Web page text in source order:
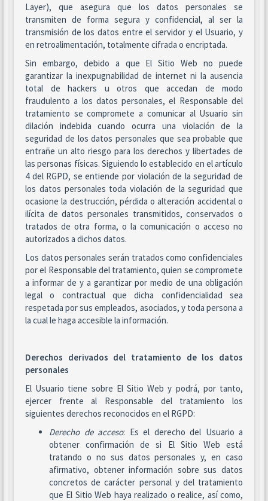
Layer), que asegura que los datos personales se
transmiten de forma segura y confidencial, al ser la
transmisión de los datos entre el servidor y el Usuario, y
en retroalimentación, totalmente cifrada o encriptada.
Sin embargo, debido a que El Sitio Web no puede
garantizar la inexpugnabilidad de internet ni la ausencia
total de hackers u otros que accedan de modo
fraudulento a los datos personales, el Responsable del
tratamiento se compromete a comunicar al Usuario sin
dilación indebida cuando ocurra una violación de la
seguridad de los datos personales que sea probable que
entrañe un alto riesgo para los derechos y libertades de
las personas físicas. Siguiendo lo establecido en el artículo
4 del RGPD, se entiende por violación de la seguridad de
los datos personales toda violación de la seguridad que
ocasione la destrucción, pérdida o alteración accidental o
ilícita de datos personales transmitidos, conservados o
tratados de otra forma, o la comunicación o acceso no
autorizados a dichos datos.
Los datos personales serán tratados como confidenciales
por el Responsable del tratamiento, quien se compromete
a informar de y a garantizar por medio de una obligación
legal o contractual que dicha confidencialidad sea
respetada por sus empleados, asociados, y toda persona a
la cual le haga accesible la información.
Derechos derivados del tratamiento de los datos
personales
El Usuario tiene sobre El Sitio Web y podrá, por tanto,
ejercer frente al Responsable del tratamiento los
siguientes derechos reconocidos en el RGPD:
Derecho de acceso: Es el derecho del Usuario a
obtener confirmación de si El Sitio Web está
tratando o no sus datos personales y, en caso
afirmativo, obtener información sobre sus datos
concretos de carácter personal y del tratamiento
que El Sitio Web haya realizado o realice, así como,